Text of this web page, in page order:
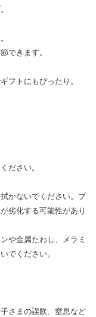
できます。
フトにもぴったり。
ださい。
かないでください。プ
劣化する可能性があり
や金属たわし、メラミ
でください。
さまの誤飲、窒息など